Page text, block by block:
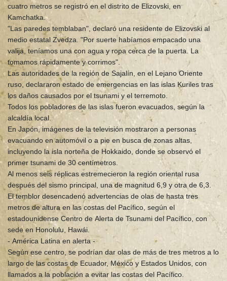
cuatro metros se registró en el distrito de Elizovski, en
Kamchatka.
"Las paredes temblaban", declaró una residente de Elizovski al
medio estatal Zvedza. "Por suerte habíamos empacado una
valija, teníamos una con agua y ropa cerca de la puerta. La
tomamos rápidamente y corrimos".
Las autoridades de la región de Sajalín, en el Lejano Oriente
ruso, declararon estado de emergencias en las islas Kuriles tras
los daños causados por el tsunami y el terremoto.
Todos los pobladores de las islas fueron evacuados, según la
alcaldía local.
En Japón, imágenes de la televisión mostraron a personas
evacuando en automóvil o a pie en busca de zonas altas,
incluyendo la isla norteña de Hokkaido, donde se observó el
primer tsunami de 30 centímetros.
Al menos seis réplicas estremecieron la región oriental rusa
después del sismo principal, una de magnitud 6,9 y otra de 6,3.
El temblor desencadenó advertencias de olas de hasta tres
metros de altura en las costas del Pacífico, según el
estadounidense Centro de Alerta de Tsunami del Pacífico, con
sede en Honolulu, Hawái.
- América Latina en alerta -
Según ese centro, se podrían dar olas de más de tres metros a lo
largo de las costas de Ecuador, México y Estados Unidos, con
llamados a la población a evitar las costas del Pacífico.